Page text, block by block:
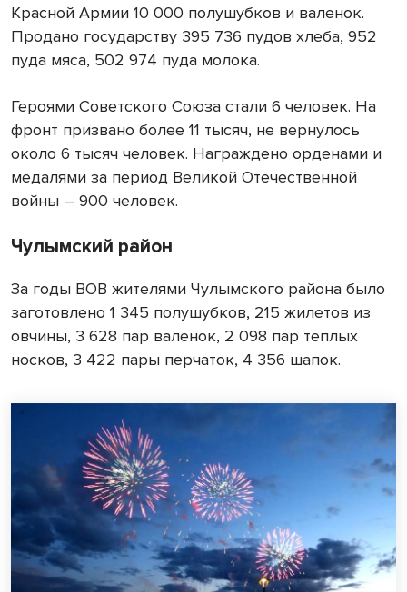
Красной Армии 10 000 полушубков и валенок.
Продано государству 395 736 пудов хлеба, 952
пуда мяса, 502 974 пуда молока.
Героями Советского Союза стали 6 человек. На
фронт призвано более 11 тысяч, не вернулось
около 6 тысяч человек. Награждено орденами и
медалями за период Великой Отечественной
войны – 900 человек.
Чулымский район
За годы ВОВ жителями Чулымского района было
заготовлено 1 345 полушубков, 215 жилетов из
овчины, 3 628 пар валенок, 2 098 пар теплых
носков, 3 422 пары перчаток, 4 356 шапок.